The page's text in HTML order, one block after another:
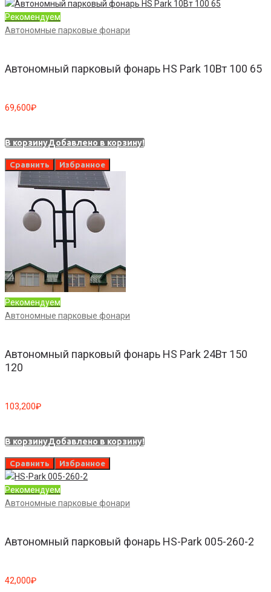
Рекомендуем
Автономные парковые фонари
Автономный парковый фонарь HS Park 10Вт 100 65
69,600₽
В корзинуДобавлено в корзину!
Сравнить Избранное
Рекомендуем
Автономные парковые фонари
Автономный парковый фонарь HS Park 24Вт 150
120
103,200₽
В корзинуДобавлено в корзину!
Сравнить Избранное
Рекомендуем
Автономные парковые фонари
Автономный парковый фонарь HS-Park 005-260-2
42,000₽